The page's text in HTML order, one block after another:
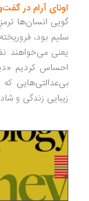
آرام در گفت‌وگو با
انسان‌ها ترمزِ خود
بود، فروریخته
می‌خواهند نفرت،
کردیم «دیگری»
که ما را
زندگی و